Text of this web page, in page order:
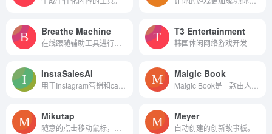
Breathe Machine T3 Entertainment
韩国休闲网络游戏开发
InstaSalesAI Maigic Book
Mikutap Meyer
自动创建的创新故事板。